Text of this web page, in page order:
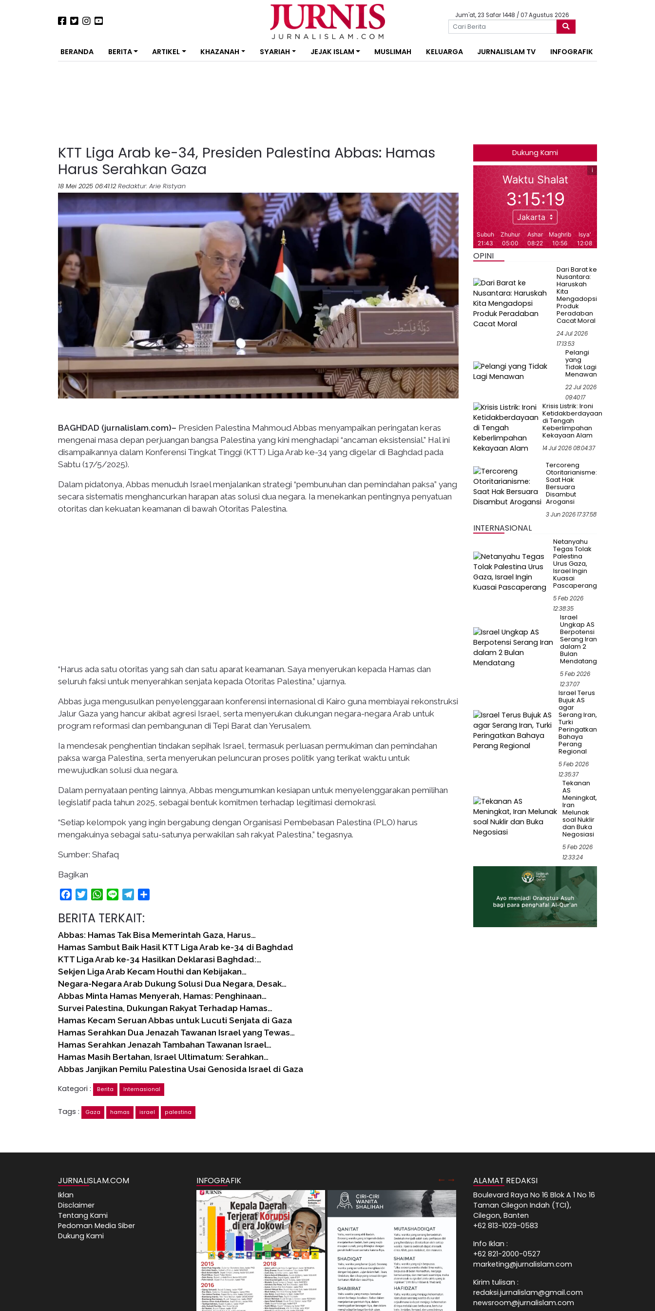
Jum'at, 23 Safar 1448 / 07 Agustus 2026
BERANDA BERITA ARTIKEL KHAZANAH SYARIAH JEJAK ISLAM MUSLIMAH KELUARGA JURNALISLAM TV INFOGRAFIK
KTT Liga Arab ke-34, Presiden Palestina Abbas: Hamas
Harus Serahkan Gaza
18 Mei 2025 06:41:12 Redaktur: Arie Ristyan
BAGHDAD (jurnalislam.com)– Presiden Palestina Mahmoud Abbas menyampaikan peringatan keras
mengenai masa depan perjuangan bangsa Palestina yang kini menghadapi “ancaman eksistensial.” Hal ini
disampaikannya dalam Konferensi Tingkat Tinggi (KTT) Liga Arab ke-34 yang digelar di Baghdad pada
Sabtu (17/5/2025).
Dalam pidatonya, Abbas menuduh Israel menjalankan strategi “pembunuhan dan pemindahan paksa” yang
secara sistematis menghancurkan harapan atas solusi dua negara. Ia menekankan pentingnya penyatuan
otoritas dan kekuatan keamanan di bawah Otoritas Palestina.
“Harus ada satu otoritas yang sah dan satu aparat keamanan. Saya menyerukan kepada Hamas dan
seluruh faksi untuk menyerahkan senjata kepada Otoritas Palestina,” ujarnya.
Abbas juga mengusulkan penyelenggaraan konferensi internasional di Kairo guna membiayai rekonstruksi
Jalur Gaza yang hancur akibat agresi Israel, serta menyerukan dukungan negara-negara Arab untuk
program reformasi dan pembangunan di Tepi Barat dan Yerusalem.
Ia mendesak penghentian tindakan sepihak Israel, termasuk perluasan permukiman dan pemindahan
paksa warga Palestina, serta menyerukan peluncuran proses politik yang terikat waktu untuk
mewujudkan solusi dua negara.
Dalam pernyataan penting lainnya, Abbas mengumumkan kesiapan untuk menyelenggarakan pemilihan
legislatif pada tahun 2025, sebagai bentuk komitmen terhadap legitimasi demokrasi.
“Setiap kelompok yang ingin bergabung dengan Organisasi Pembebasan Palestina (PLO) harus
mengakuinya sebagai satu-satunya perwakilan sah rakyat Palestina,” tegasnya.
Sumber: Shafaq
Bagikan
FacebookTwitterWhatsApp
Line Telegram
BERITA TERKAIT:
Abbas: Hamas Tak Bisa Memerintah Gaza, Harus…
Hamas Sambut Baik Hasil KTT Liga Arab ke-34 di Baghdad
KTT Liga Arab ke-34 Hasilkan Deklarasi Baghdad:…
Sekjen Liga Arab Kecam Houthi dan Kebijakan…
Negara-Negara Arab Dukung Solusi Dua Negara, Desak…
Abbas Minta Hamas Menyerah, Hamas: Penghinaan…
Survei Palestina, Dukungan Rakyat Terhadap Hamas…
Hamas Kecam Seruan Abbas untuk Lucuti Senjata di Gaza
Hamas Serahkan Dua Jenazah Tawanan Israel yang Tewas…
Hamas Serahkan Jenazah Tambahan Tawanan Israel…
Hamas Masih Bertahan, Israel Ultimatum: Serahkan…
Abbas Janjikan Pemilu Palestina Usai Genosida Israel di Gaza
Kategori :
Berita Internasional
Tags : Gaza hamas israel palestina
Dukung Kami
OPINI
Dari Barat ke
Nusantara:
Haruskah
Kita
Mengadopsi
Produk
Peradaban
Cacat Moral
24 Jul 2026
17:13:53
Pelangi
yang
Tidak Lagi
Menawan
22 Jul 2026
09:40:17
Krisis Listrik: Ironi
Ketidakberdayaan
di Tengah
Keberlimpahan
Kekayaan Alam
14 Jul 2026 08:04:37
Tercoreng
Otoritarianisme:
Saat Hak
Bersuara
Disambut
Arogansi
3 Jun 2026 17:37:58
INTERNASIONAL
Netanyahu
Tegas Tolak
Palestina
Urus Gaza,
Israel Ingin
Kuasai
Pascaperang
5 Feb 2026
12:38:35
Israel
Ungkap AS
Berpotensi
Serang Iran
dalam 2
Bulan
Mendatang
5 Feb 2026
12:37:07
Israel Terus
Bujuk AS
agar
Serang Iran,
Turki
Peringatkan
Bahaya
Perang
Regional
5 Feb 2026
12:35:37
Tekanan
AS
Meningkat,
Iran
Melunak
soal Nuklir
dan Buka
Negosiasi
5 Feb 2026
12:33:24
JURNALISLAM.COM
Iklan
Disclaimer
Tentang Kami
Pedoman Media Siber
Dukung Kami
INFOGRAFIK ALAMAT REDAKSI
Boulevard Raya No 16 Blok A 1 No 16
Taman Cilegon Indah (TCI),
Cilegon, Banten
+62 813-1029-0583
Info Iklan :
+62 821-2000-0527
marketing@jurnalislam.com
Kirim tulisan :
redaksi.jurnalislam@gmail.com
newsroom@jurnalislam.com